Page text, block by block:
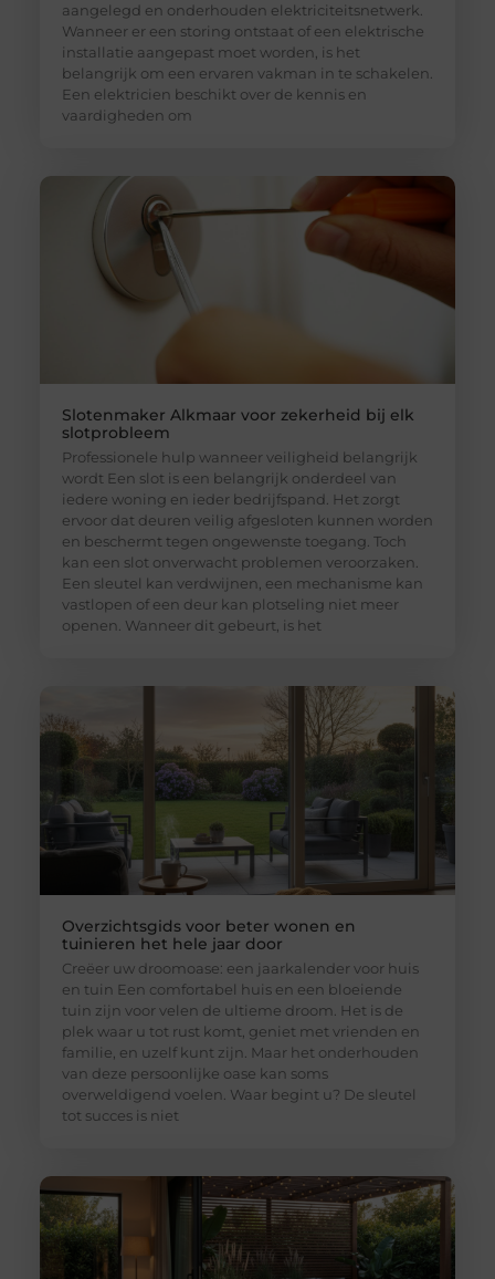
aangelegd en onderhouden elektriciteitsnetwerk.
Wanneer er een storing ontstaat of een elektrische
installatie aangepast moet worden, is het
belangrijk om een ervaren vakman in te schakelen.
Een elektricien beschikt over de kennis en
vaardigheden om
Slotenmaker Alkmaar voor zekerheid bij elk
slotprobleem
Professionele hulp wanneer veiligheid belangrijk
wordt Een slot is een belangrijk onderdeel van
iedere woning en ieder bedrijfspand. Het zorgt
ervoor dat deuren veilig afgesloten kunnen worden
en beschermt tegen ongewenste toegang. Toch
kan een slot onverwacht problemen veroorzaken.
Een sleutel kan verdwijnen, een mechanisme kan
vastlopen of een deur kan plotseling niet meer
openen. Wanneer dit gebeurt, is het
Overzichtsgids voor beter wonen en
tuinieren het hele jaar door
Creëer uw droomoase: een jaarkalender voor huis
en tuin Een comfortabel huis en een bloeiende
tuin zijn voor velen de ultieme droom. Het is de
plek waar u tot rust komt, geniet met vrienden en
familie, en uzelf kunt zijn. Maar het onderhouden
van deze persoonlijke oase kan soms
overweldigend voelen. Waar begint u? De sleutel
tot succes is niet